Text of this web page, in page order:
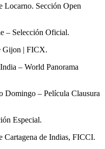
Locarno. Sección Open
– Selección Oficial.
Gijon | FICX.
– World Panorama
Domingo – Película Clausura
Especial.
Cartagena de Indias, FICCI.